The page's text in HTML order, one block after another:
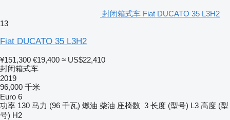
封闭箱式车 Fiat DUCATO 35 L3H2
13
Fiat DUCATO 35 L3H2
¥151,300 €19,400 ≈ US$22,410
封闭箱式车
2019
96,000 千米
Euro 6
功率 130 马力 (96 千瓦) 燃油 柴油 座椅数 3 长度 (型号) L3 高度 (型
号) H2